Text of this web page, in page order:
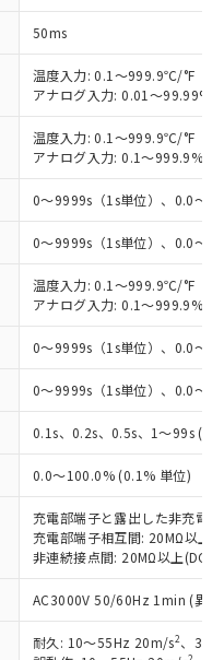
50ms
温度入力: 0.1～999.9℃/°F（
アナログ入力: 0.01～
温度入力: 0.1～999.9℃/°F（
アナログ入力: 0.1～999.9%FS
0～9999s（1s単位）、0.0～
0～9999s（1s単位）、0.0～
温度入力: 0.1～999.9℃/°F（
アナログ入力: 0.1～999.9%FS
0～9999s（1s単位）、0.0～
0～9999s（1s単位）、0.0～
0.1s、0.2s、0.5s、1～99s (1s
0.0～100.0% (0.1% 単位)
充電部端子と露出した非充電
充電部端子相互間: 20MΩ以上
非連続接点間: 20MΩ以上
AC3000V 50/60Hz 1min (異極
耐久: 10～55Hz 20m/s2、3軸